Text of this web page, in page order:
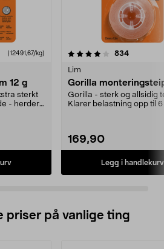
(12491,67/kg)
12 g
sterkt
- herder
834
Lim
Gorilla
Gorilla - sterk og allsidig
Klarer belastning opp til 6
169,90
Legg i handlekurv
4.5 av 5 stjerner
priser på vanlige ting